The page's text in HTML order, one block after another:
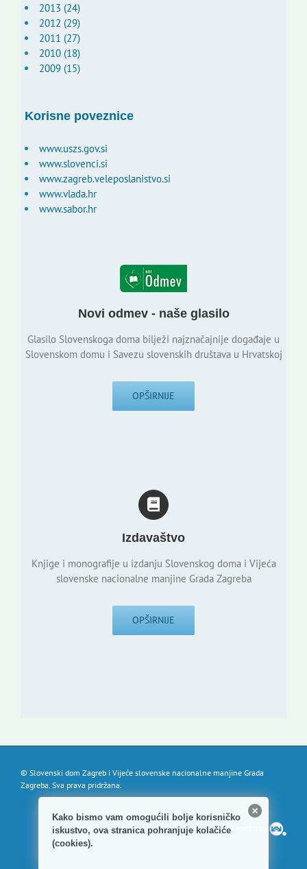
2013 (24)
2012 (29)
2011 (27)
2010 (18)
2009 (15)
Korisne poveznice
www.uszs.gov.si
www.slovenci.si
www.zagreb.veleposlanistvo.si
www.vlada.hr
www.sabor.hr
Novi odmev - naše glasilo
Glasilo Slovenskoga doma bilježi najznačajnije događaje u
Slovenskom domu i Savezu slovenskih društava u Hrvatskoj
OPŠIRNIJE
Izdavaštvo
Knjige i monografije u izdanju Slovenskog doma i Vijeća
slovenske nacionalne manjine Grada Zagreba
OPŠIRNIJE
© Slovenski dom Zagreb i Vijeće slovenske nacionalne manjine Grada
Zagreba. Sva prava pridržana.
Powered by
Kako bismo vam omogućili bolje korisničko
iskustvo, ova stranica pohranjuje kolačiće
(cookies).